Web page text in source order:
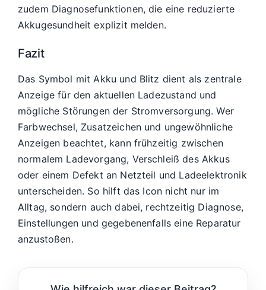
zudem Diagnosefunktionen, die eine reduzierte
Akkugesundheit explizit melden.
Fazit
Das Symbol mit Akku und Blitz dient als zentrale
Anzeige für den aktuellen Ladezustand und
mögliche Störungen der Stromversorgung. Wer
Farbwechsel, Zusatzeichen und ungewöhnliche
Anzeigen beachtet, kann frühzeitig zwischen
normalem Ladevorgang, Verschleiß des Akkus
oder einem Defekt an Netzteil und Ladeelektronik
unterscheiden. So hilft das Icon nicht nur im
Alltag, sondern auch dabei, rechtzeitig Diagnose,
Einstellungen und gegebenenfalls eine Reparatur
anzustoßen.